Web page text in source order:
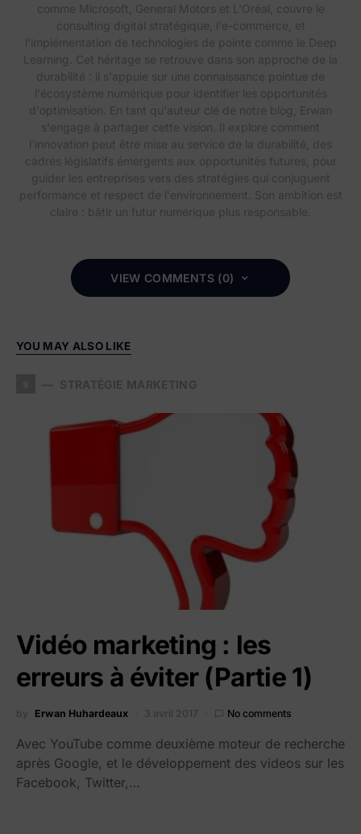
comme Microsoft, General Motors et L'Oréal, couvre le
consulting digital stratégique, l'e-commerce, et
l'implémentation de technologies de pointe comme le Deep
Learning. Cet héritage se retrouve dans son approche de la
durabilité : il s'appuie sur une connaissance pointue de
l'écosystème numérique pour identifier les opportunités
d'optimisation. En tant qu'auteur clé de notre blog, Erwan
s'engage à partager cette vision. Il explore comment
l'innovation peut être mise au service de la durabilité, des
cadres législatifs émergents aux opportunités futures, pour
guider les entreprises vers des stratégies qui conjuguent
performance et respect de l'environnement. Son ambition est
claire : bâtir un futur numérique plus responsable.
VIEW COMMENTS (0)
YOU MAY ALSO LIKE
STRATÉGIE MARKETING
Vidéo marketing : les
erreurs à éviter (Partie 1)
by Erwan Huhardeaux 3 avril 2017 No comments
Avec YouTube comme deuxième moteur de recherche
après Google, et le développement des videos sur les
Facebook, Twitter,…